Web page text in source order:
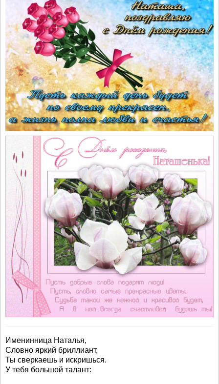
Именинница Наталья,
Словно яркий бриллиант,
Ты сверкаешь и искришься.
У тебя большой талант: